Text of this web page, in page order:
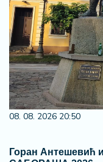
08. 08. 2026 20:50
Горан Антешевић